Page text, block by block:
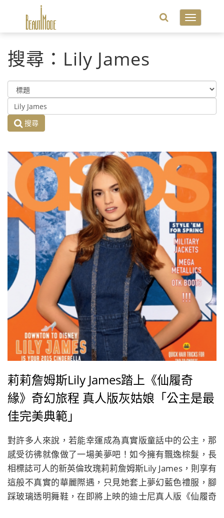
Toggle
搜尋：Lily James
搜尋
莉莉詹姆斯Lily James踏上《仙履奇
緣》奇幻旅程 真人版灰姑娘「公主是最
佳完美典範」
對許多人來說，若能幸運成為真實版童話中的公主，那
感受彷彿就像做了一場美夢吧！如今擁有飄逸棕髮，長
相標誌可人的新英倫玫瑰莉莉詹姆斯Lily James，則享有
這般不真實的華麗際遇，只見她套上夢幻藍色禮服，腳
踩玻璃透明舞鞋，在即將上映的迪士尼真人版《仙履奇